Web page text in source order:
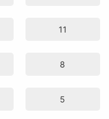
11
8
5